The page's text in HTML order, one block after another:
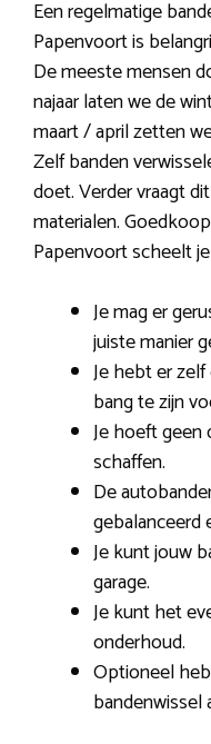
Een regelmatige
Papenvoort is
De meeste mensen
najaar laten we de
maart / april zetten
Zelf banden
doet. Verder vraagt
materialen.
Papenvoort scheelt
Je mag er
juiste manier
Je hebt er
bang te zijn
Je hoeft geen
schaffen.
De
gebalanceerd
Je kunt jouw
garage.
Je kunt het
onderhoud.
Optioneel
bandenwissel